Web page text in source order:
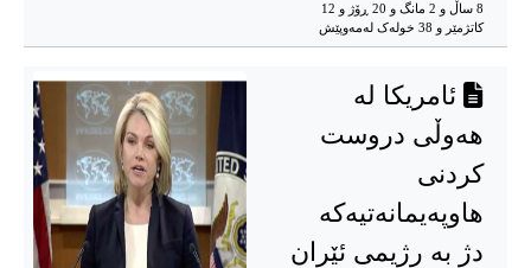
8 ساڵ و 2 مانگ و 20 ڕۆژ و 12
کاتژمێر و 38 خوله‌ک له‌مه‌وپێش‌
ئامریکا لە
هەوڵی دروست
کردنی
هاوپەیمانەتیەکە
دژ بە رژیمی ئێران